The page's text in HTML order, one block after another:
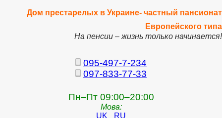
Дом престарелых в Украине- частный пансионат
Европейского типа
На пенсии – жизнь только начинается!
095-497-7-234
097-833-77-33
Пн–Пт 09:00–20:00
Мова:
UK
RU